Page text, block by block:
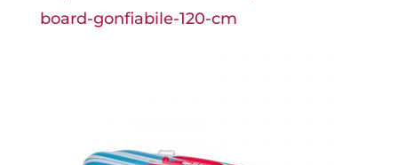
board-gonfiabile-120-cm